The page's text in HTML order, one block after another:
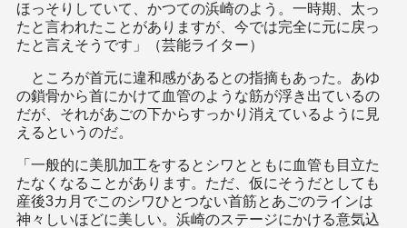
ほっそりしていて、かつての浜崎のよう。一時期、太っ
たと言われたことがありますが、今では完全に元に戻っ
たと言えそうです」（芸能ライター）
ところが首元に違和感があるとの指摘もあった。あゆ
の鎖骨から首にかけて血管のような筋が浮き出ているの
だが、それがあごの下からすっかり消えているように見
えるというのだ。
「一般的に美肌加工をするとシワとともに血管も目立た
たなくなることがあります。ただ、仮にそうだとしても
産後3カ月でこのシワひとつない首筋とあごのラインは
神々しいほどに美しい。浜崎のステージにかける意気込